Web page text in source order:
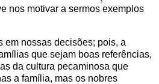
nos motivar a sermos exemplos
em nossas decisões; pois, a
que sejam boas referências,
da cultura pecaminosa que
a família, mas os nobres